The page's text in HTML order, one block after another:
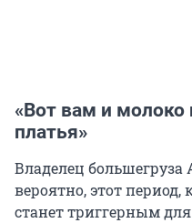
«Вот вам и молоко
платья»
Владелец большегруза
вероятно, этот
станет триггерным